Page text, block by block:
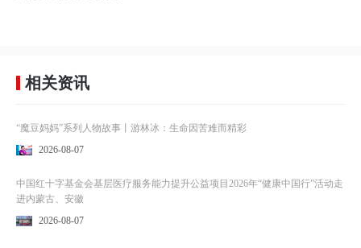
相关资讯
“魔豆妈妈”系列人物故事丨游林冰：生命因苦难而精彩
2026-08-07
中国红十字基金会基层医疗服务能力提升公益项目2026年“健康中国行”活动走
进内蒙古、安徽
2026-08-07